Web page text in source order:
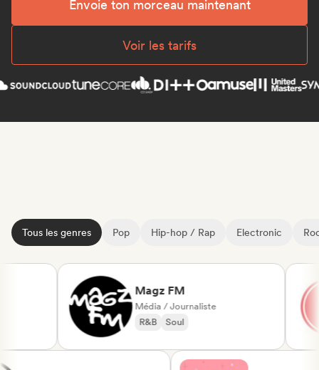
Envoie ton morceau maintenant
Voir les tarifs
Tous les genres Pop Hip-hop / Rap Electronic
Magz FM
Média / Journaliste
R&B
Soul